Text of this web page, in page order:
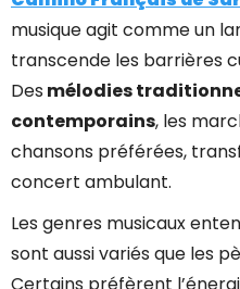
musique agit comme un
transcende les barrières
Des mélodies
contemporains, les
chansons préférées,
concert ambulant.
Les genres musicaux
sont aussi variés que les